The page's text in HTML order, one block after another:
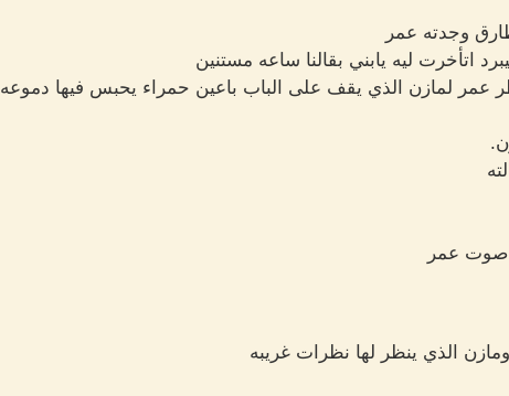
وجدته عمر
اتأخرت ليه يابني بقالنا ساعه مستنين
لمازن الذي يقف على الباب باعين حمراء يحبس فيها دموعه
صوت عمر
الذي ينظر لها نظرات غريبه